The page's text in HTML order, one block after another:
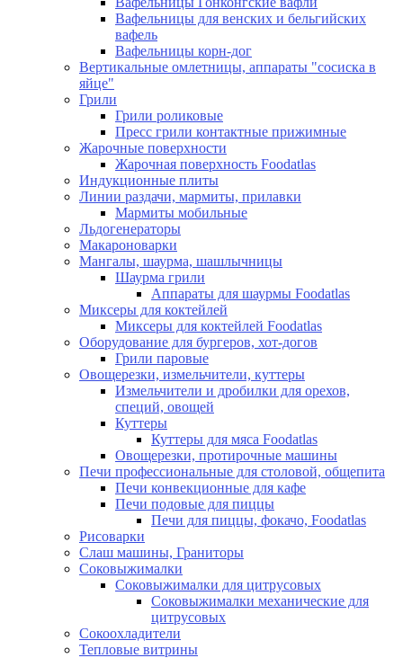
Вафельницы для венских и бельгийских
вафель
Вафельницы корн-дог
Вертикальные омлетницы, аппараты "сосиска в
яйце"
Грили
Грили роликовые
Пресс грили контактные прижимные
Жарочные поверхности
Жарочная поверхность Foodatlas
Индукционные плиты
Линии раздачи, мармиты, прилавки
Мармиты мобильные
Льдогенераторы
Макароноварки
Мангалы, шаурма, шашлычницы
Шаурма грили
Аппараты для шаурмы Foodatlas
Миксеры для коктейлей
Миксеры для коктейлей Foodatlas
Оборудование для бургеров, хот-догов
Грили паровые
Овощерезки, измельчители, куттеры
Измельчители и дробилки для орехов,
специй, овощей
Куттеры
Куттеры для мяса Foodatlas
Овощерезки, протирочные машины
Печи профессиональные для столовой, общепита
Печи конвекционные для кафе
Печи подовые для пиццы
Печи для пиццы, фокачо, Foodatlas
Рисоварки
Слаш машины, Граниторы
Соковыжималки
Соковыжималки для цитрусовых
Соковыжималки механические для
цитрусовых
Сокоохладители
Тепловые витрины